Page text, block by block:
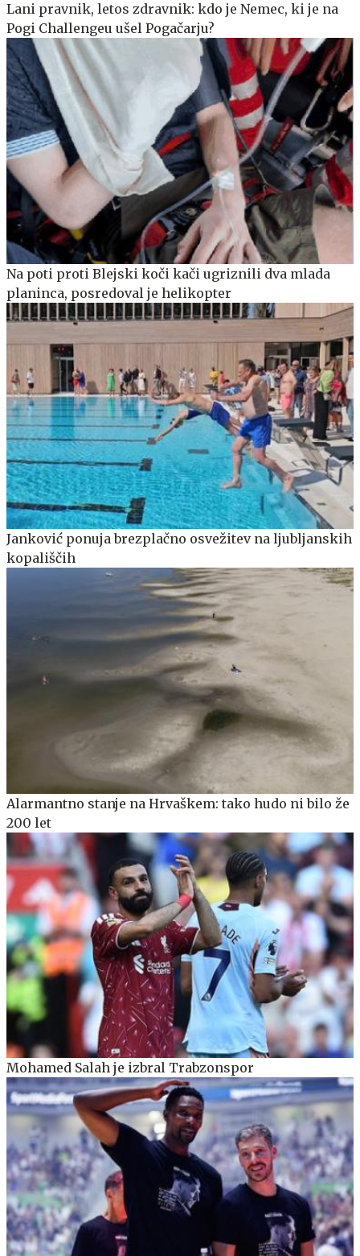
Lani pravnik, letos zdravnik: kdo je Nemec, ki je na
Pogi Challengeu ušel Pogačarju?
Na poti proti Blejski koči kači ugriznili dva mlada
planinca, posredoval je helikopter
Janković ponuja brezplačno osvežitev na ljubljanskih
kopališčih
Alarmantno stanje na Hrvaškem: tako hudo ni bilo že
200 let
Mohamed Salah je izbral Trabzonspor